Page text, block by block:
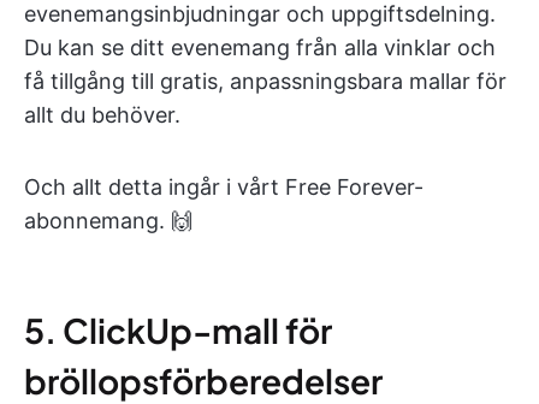
evenemangsinbjudningar och uppgiftsdelning.
Du kan se ditt evenemang från alla vinklar och
få tillgång till gratis, anpassningsbara mallar för
allt du behöver.
Och allt detta ingår i vårt Free Forever-
abonnemang. 🙌
5. ClickUp-mall för
bröllopsförberedelser